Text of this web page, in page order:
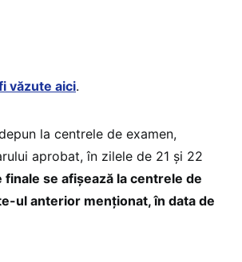
văzute aici.
la centrele de examen,
aprobat, în zilele de 21 și 22
finale se afișează la centrele de
ul anterior menționat, în data de